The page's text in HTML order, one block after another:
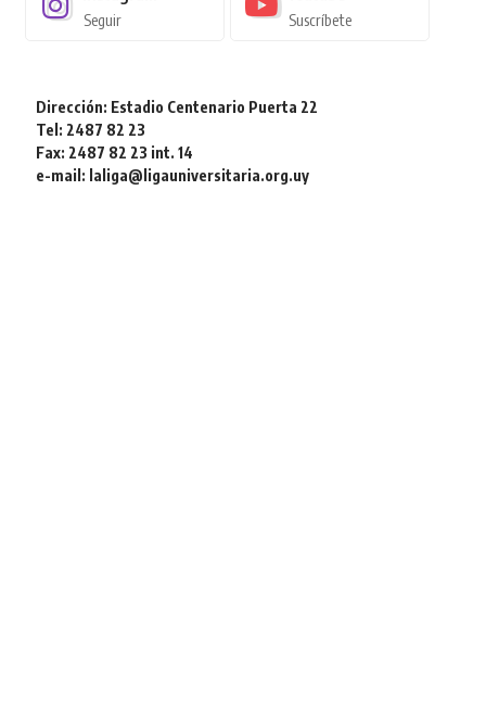
Seguir Suscríbete
Dirección: Estadio Centenario Puerta 22
Tel: 2487 82 23
Fax: 2487 82 23 int. 14
e-mail: laliga@ligauniversitaria.org.uy